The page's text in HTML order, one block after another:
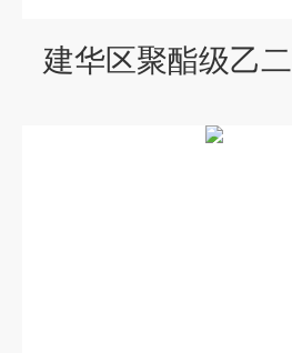
建华区聚酯级乙